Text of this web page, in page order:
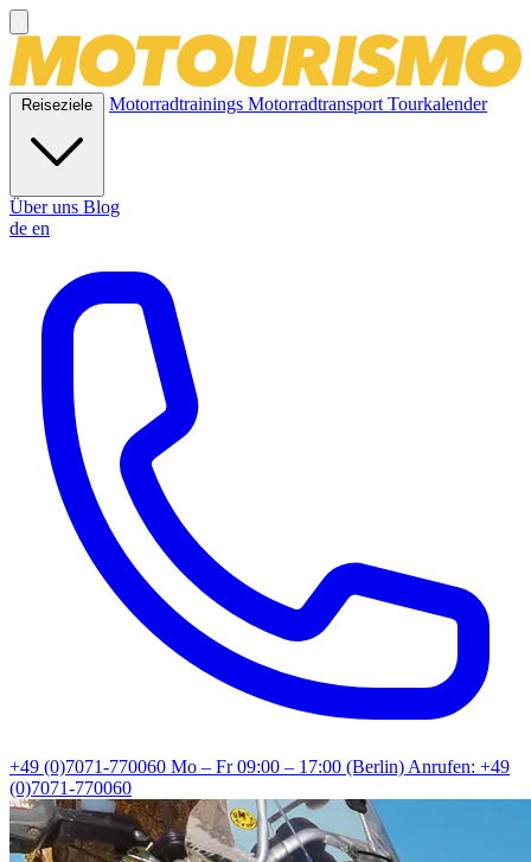
Reiseziele Motorradtrainings MotorradtransportTourkalender
Über uns Blog
de en
+49 (0)7071-770060 Mo – Fr 09:00 – 17:00 (Berlin)Anrufen: +49
(0)7071-770060